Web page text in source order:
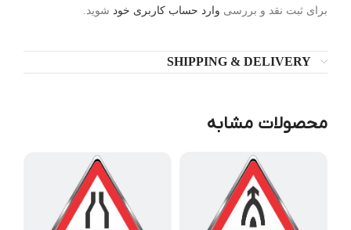
برای ثبت نقد و بررسی وارد حساب کاربری خود شوید.
SHIPPING & DELIVERY
محصولات مشابه